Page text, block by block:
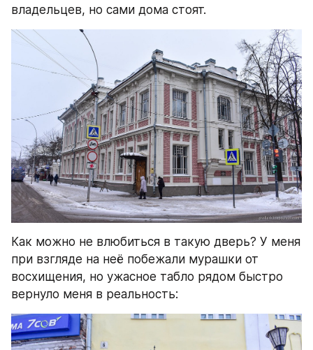
владельцев, но сами дома стоят.
Как можно не влюбиться в такую дверь? У меня
при взгляде на неё побежали мурашки от
восхищения, но ужасное табло рядом быстро
вернуло меня в реальность: